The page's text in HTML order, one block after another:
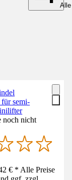
semi-
noch nicht
€ * Alle Preise